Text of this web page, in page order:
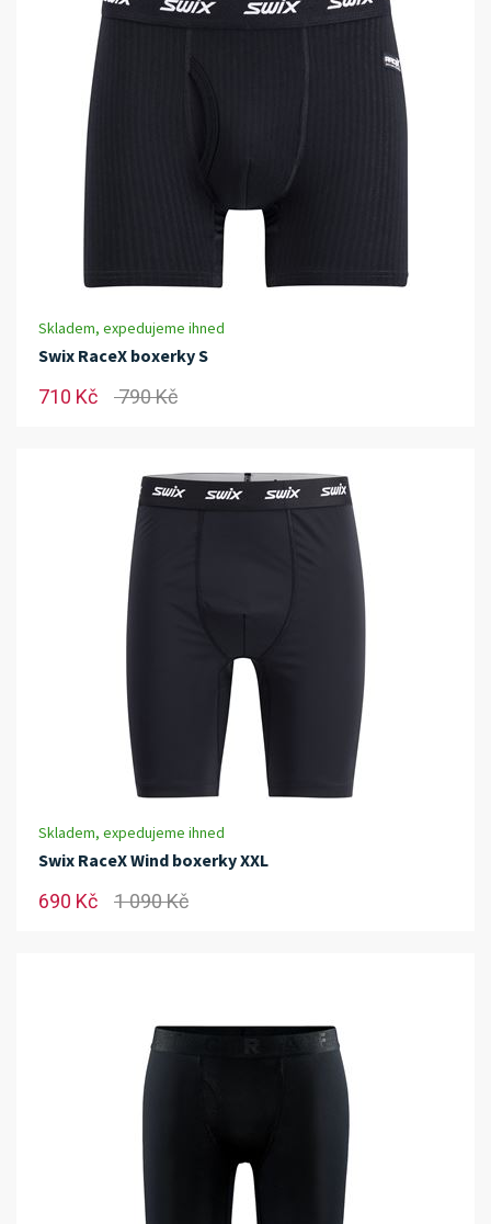
Skladem, expedujeme ihned
Swix RaceX boxerky S
710 Kč 790 Kč
Skladem, expedujeme ihned
Swix RaceX Wind boxerky XXL
690 Kč 1 090 Kč